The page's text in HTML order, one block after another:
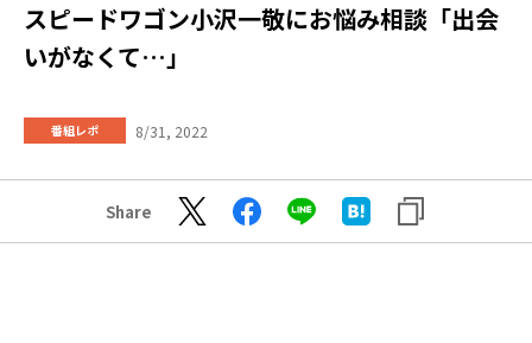
スピードワゴン小沢一敬にお悩み相談「出会
いがなくて…」
番組レポ 8/31, 2022
Share